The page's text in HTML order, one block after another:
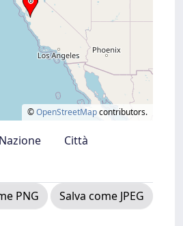
©OpenStreetMapcontributors.
Nazione
Città
PNG
Salva come JPEG